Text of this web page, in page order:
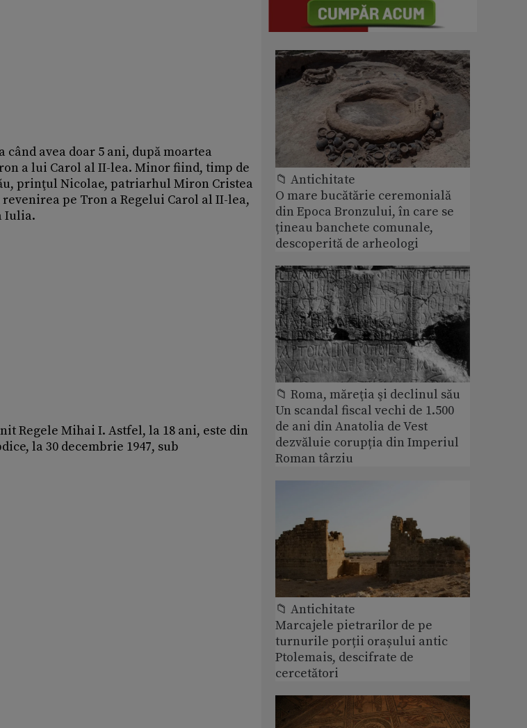
avea doar 5 ani, după moartea
a lui Carol al II-lea. Minor fiind, timp de
prinţul Nicolae, patriarhul Miron Cristea
pe Tron a Regelui Carol al II-lea,
Iulia.
Regele Mihai I. Astfel, la 18 ani, este din
la 30 decembrie 1947, sub
📁 Antichitate
O mare bucătărie ceremonială
din Epoca Bronzului, în care se
țineau banchete comunale,
descoperită de arheologi
📁 Roma, măreţia şi declinul său
Un scandal fiscal vechi de 1.500
de ani din Anatolia de Vest
dezvăluie corupția din Imperiul
Roman târziu
📁 Antichitate
Marcajele pietrarilor de pe
turnurile porții orașului antic
Ptolemais, descifrate de
cercetători